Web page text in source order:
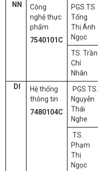
NN
Công
nghệ thực
phẩm
7540101C
PGS.TS.
Tống
Thị Ánh
Ngọc
TS. Trần
Chí
Nhân
DI
Hệ thống
thông tin
7480104C
PGS.TS.
Nguyễn
Thái
Nghe
TS.
Phạm
Thị
Ngọc